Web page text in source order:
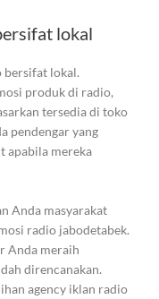
lokal
bersifat lokal.
produk di radio,
tersedia di toko
pendengar yang
apabila mereka
Anda masyarakat
radio jabodetabek.
Anda meraih
direncanakan.
agency iklan radio